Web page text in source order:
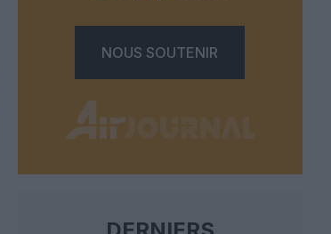
NOUS SOUTENIR